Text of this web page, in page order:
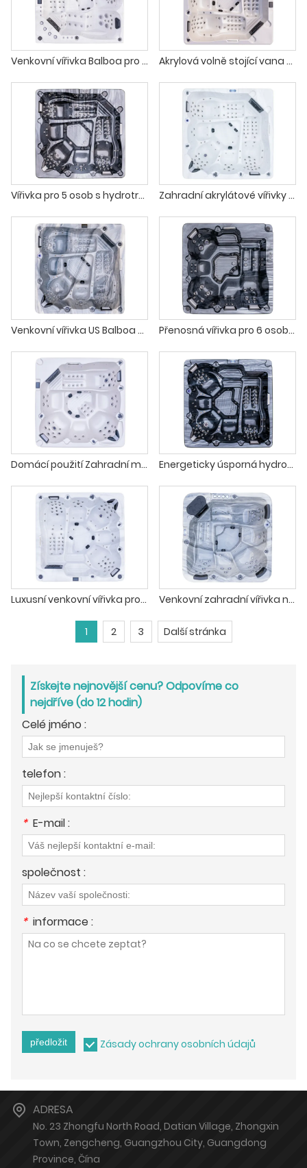
Venkovní vířivka Balboa pro 5 osob Akrylová volně stojící vana Balboa Spa se 108 vzduchovými tryskami
Vířivka pro 5 osob s hydrotryskami a barevně měnícími se světly Zahradní akrylátové vířivky s vyhřívanou vířivkou a nastavitelnými tryskami
Venkovní vířivka US Balboa Hydro pro 5 osob Přenosná vířivka pro 6 osob, venkovní masáž
Domácí použití Zahradní masáž Velká vířivka Venkovní Energeticky úsporná hydromasážní vířivka pro 6 osob pro luxusní vilu
Luxusní venkovní vířivka pro 6 osob Balboa Gecko Spa Venkovní zahradní vířivka na terasu pro 5 osob
1 2 3 Další stránka
Získejte nejnovější cenu? Odpovíme co
nejdříve (do 12 hodin)
Celé jméno :
telefon :
* E-mail :
společnost :
* informace :
předložit Zásady ochrany osobních údajů
ADRESA
No. 23 Zhongfu North Road, Datian Village, Zhongxin
Town, Zengcheng, Guangzhou City, Guangdong
Province, Čína